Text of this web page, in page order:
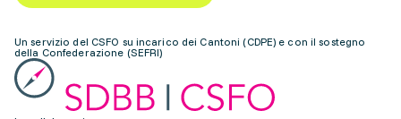
Un servizio del CSFO su incarico dei Cantoni (CDPE) e con il sostegno
della Confederazione (SEFRI)